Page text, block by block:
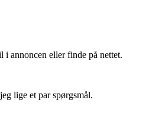
annoncen eller finde på nettet.
lige et par spørgsmål.